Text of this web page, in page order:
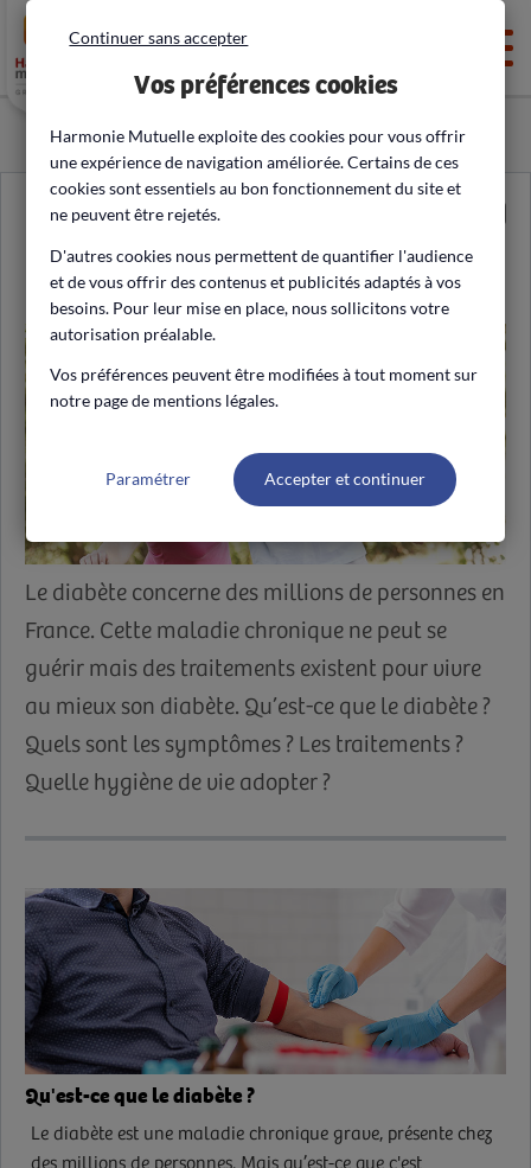
Diabète
Le diabète concerne des millions de personnes en
France. Cette maladie chronique ne peut se
guérir mais des traitements existent pour vivre
au mieux son diabète. Qu’est-ce que le diabète ?
Quels sont les symptômes ? Les traitements ?
Quelle hygiène de vie adopter ?
Qu'est-ce que le diabète ?
Le diabète est une maladie chronique grave, présente chez
Vos préférences cookies
Harmonie Mutuelle exploite des cookies pour vous offrir
une expérience de navigation améliorée. Certains de ces
cookies sont essentiels au bon fonctionnement du site et
ne peuvent être rejetés.
D'autres cookies nous permettent de quantifier l'audience
et de vous offrir des contenus et publicités adaptés à vos
besoins. Pour leur mise en place, nous sollicitons votre
autorisation préalable.
Vos préférences peuvent être modifiées à tout moment sur
notre page de mentions légales.
Continuer sans accepter
Paramétrer Accepter et continuer